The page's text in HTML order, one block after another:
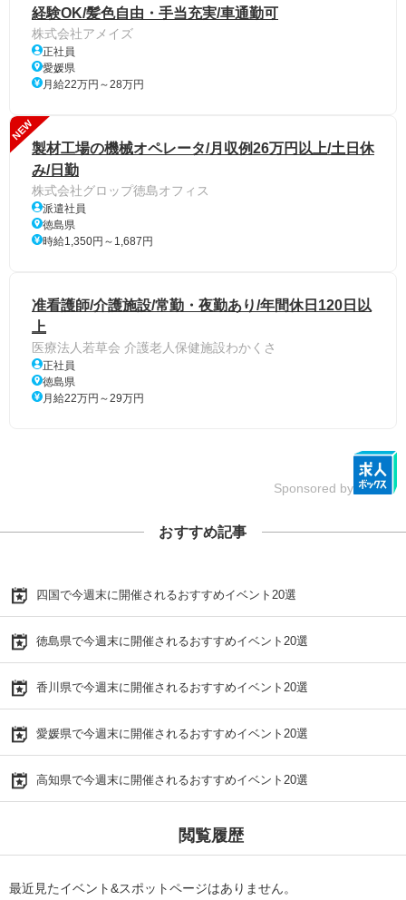
経験OK/髪色自由・手当充実/車通勤可
株式会社アメイズ
正社員
愛媛県
月給22万円～28万円
NEW
製材工場の機械オペレータ/月収例26万円以上/土日休
み/日勤
株式会社グロップ徳島オフィス
派遣社員
徳島県
時給1,350円～1,687円
准看護師/介護施設/常勤・夜勤あり/年間休日120日以
上
医療法人若草会 介護老人保健施設わかくさ
正社員
徳島県
月給22万円～29万円
Sponsored by
おすすめ記事
四国で今週末に開催されるおすすめイベント20選
徳島県で今週末に開催されるおすすめイベント20選
香川県で今週末に開催されるおすすめイベント20選
愛媛県で今週末に開催されるおすすめイベント20選
高知県で今週末に開催されるおすすめイベント20選
閲覧履歴
最近見たイベント&スポットページはありません。